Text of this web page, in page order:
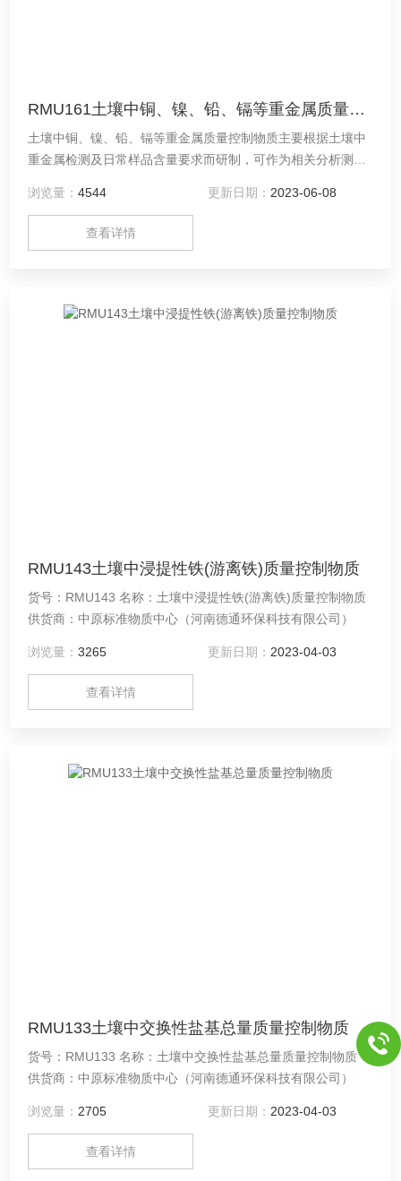
RMU161土壤中铜、镍、铅、镉等重金属质量控制物质
土壤中铜、镍、铅、镉等重金属质量控制物质主要根据土壤中
重金属检测及日常样品含量要求而研制，可作为相关分析测试
德通环保科技有限公司（中原标准物质中心）提供，具体信息
请联系客服！
浏览量：4544 更新日期： 2023-06-08
查看详情
RMU143土壤中浸提性铁(游离铁)质量控制物质
货号：RMU143 名称：土壤中浸提性铁(游离铁)质量控制物质
供货商：中原标准物质中心（河南德通环保科技有限公司）
浏览量：3265 更新日期： 2023-04-03
查看详情
RMU133土壤中交换性盐基总量质量控制物质
货号：RMU133 名称：土壤中交换性盐基总量质量控制物质
供货商：中原标准物质中心（河南德通环保科技有限公司）
浏览量： 2705 更新日期： 2023-04-03
查看详情